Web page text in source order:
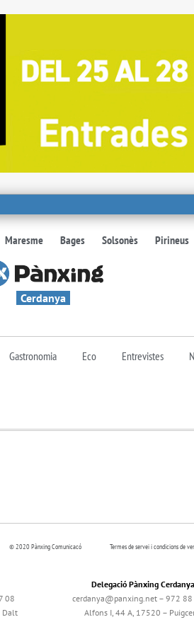
Maresme Bages Solsonès Pirineus
Cerdanya
Gastronomia Eco Entrevistes
© 2020 Pànxing Comunicacó Termes de servei i condicions de
08
Dalt
Delegació Pànxing Cerdanya
cerdanya@panxing.net – 972
Alfons I, 44 A, 17520 –